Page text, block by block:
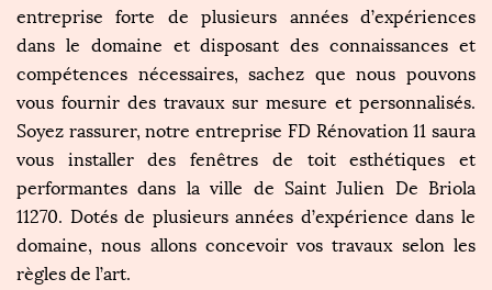
entreprise forte de plusieurs années d’expériences
dans le domaine et disposant des connaissances et
compétences nécessaires, sachez que nous pouvons
vous fournir des travaux sur mesure et personnalisés.
Soyez rassurer, notre entreprise FD Rénovation 11 saura
vous installer des fenêtres de toit esthétiques et
performantes dans la ville de Saint Julien De Briola
11270. Dotés de plusieurs années d’expérience dans le
domaine, nous allons concevoir vos travaux selon les
règles de l’art.